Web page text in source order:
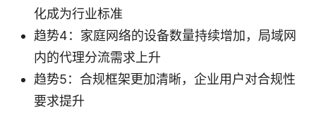
化成为行业标准
趋势4：家庭网络的设备数量持续增加，局域网
内的代理分流需求上升
趋势5：合规框架更加清晰，企业用户对合规性
要求提升